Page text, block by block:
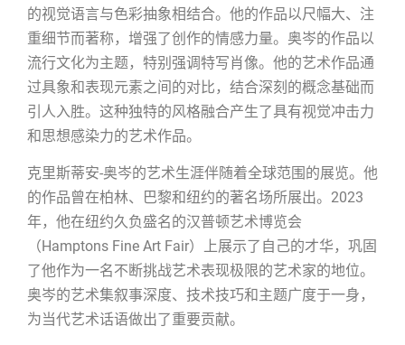
的视觉语言与色彩抽象相结合。他的作品以尺幅大、注
重细节而著称，增强了创作的情感力量。奥岑的作品以
流行文化为主题，特别强调特写肖像。他的艺术作品通
过具象和表现元素之间的对比，结合深刻的概念基础而
引人入胜。这种独特的风格融合产生了具有视觉冲击力
和思想感染力的艺术作品。
克里斯蒂安-奥岑的艺术生涯伴随着全球范围的展览。他
的作品曾在柏林、巴黎和纽约的著名场所展出。2023
年，他在纽约久负盛名的汉普顿艺术博览会
（Hamptons Fine Art Fair）上展示了自己的才华，巩固
了他作为一名不断挑战艺术表现极限的艺术家的地位。
奥岑的艺术集叙事深度、技术技巧和主题广度于一身，
为当代艺术话语做出了重要贡献。